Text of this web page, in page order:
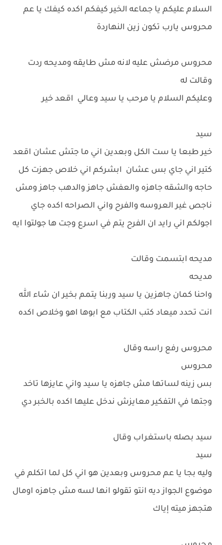
السلام عليكم يا جماعه الخير كيفكم اكده كيفك يا عم
محروس يارب تكون زين النهاردة
محروس مرضش عليه لانه مش طايقه ومديحه ردت
وقالت له
وعليكم السلام يا مرحب يا سيد وعالي اقعد خير
سيد
خير طبعا يا ست الكل وبعدين اني ما جتش عشان اقعد
كتير اني جاي بس عشان ابشركم اني خلاص جهزت كل
حاجه والشقه جاهزه والعفش جاهز والدهب جاهز ومش
ناجص غير العروسه والفرح واني الصراحه اكده جاي
اجولكم اني رايد ان الفرح يتم في اسرع وجت ها جولتوا ايه
مديحه ابتسمت وقالت
مديحه
واحنا كمان جاهزين يا سيد وربنا يتمم بخير ان شاء الله
انت تحدد ميعاد كتب الكتاب مع ابوها اهو وخلاص اكده
محروس رفع راسه وقال
محروس
بس زينه لساتها مش جاهزه يا سيد واني عايزها تاخد
وجتها في التفكير معايزش ندخل عليها اكده بالخبر دي
سيد بصله باستغراب وقال
سيد
وليه بجا يا عم محروس وبعدين هو اني كل لما اتكلم في
موضوع الجواز ديه انتو تقولو انها لسه مش جاهزه اومال
هتجهز ميته إياك